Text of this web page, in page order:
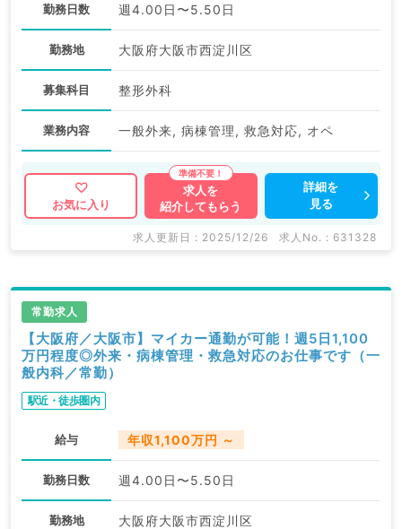
勤務日数 週4.00日〜5.50日
勤務地 大阪府大阪市西淀川区
募集科目 整形外科
業務内容 一般外来, 病棟管理, 救急対応, オペ
お気に入り
求人を
紹介してもらう
詳細を
見る
求人更新日 : 2025/12/26 求人No. : 631328
常勤求人
【大阪府／大阪市】マイカー通勤が可能！週5日1,100
万円程度◎外来・病棟管理・救急対応のお仕事です（一
般内科／常勤）
駅近・徒歩圏内
給与 年収1,100万円 ～
勤務日数 週4.00日〜5.50日
勤務地 大阪府大阪市西淀川区